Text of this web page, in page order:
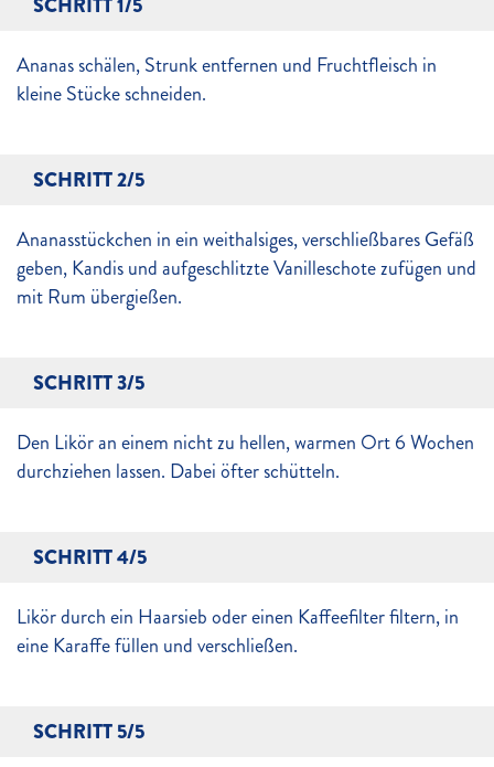
Ananas schälen, Strunk entfernen und Fruchtfleisch in
kleine Stücke schneiden.
SCHRITT 2/5
Ananasstückchen in ein weithalsiges, verschließbares Gefäß
geben, Kandis und aufgeschlitzte Vanilleschote zufügen und
mit Rum übergießen.
SCHRITT 3/5
Den Likör an einem nicht zu hellen, warmen Ort 6 Wochen
durchziehen lassen. Dabei öfter schütteln.
SCHRITT 4/5
Likör durch ein Haarsieb oder einen Kaffeefilter filtern, in
eine Karaffe füllen und verschließen.
SCHRITT 5/5